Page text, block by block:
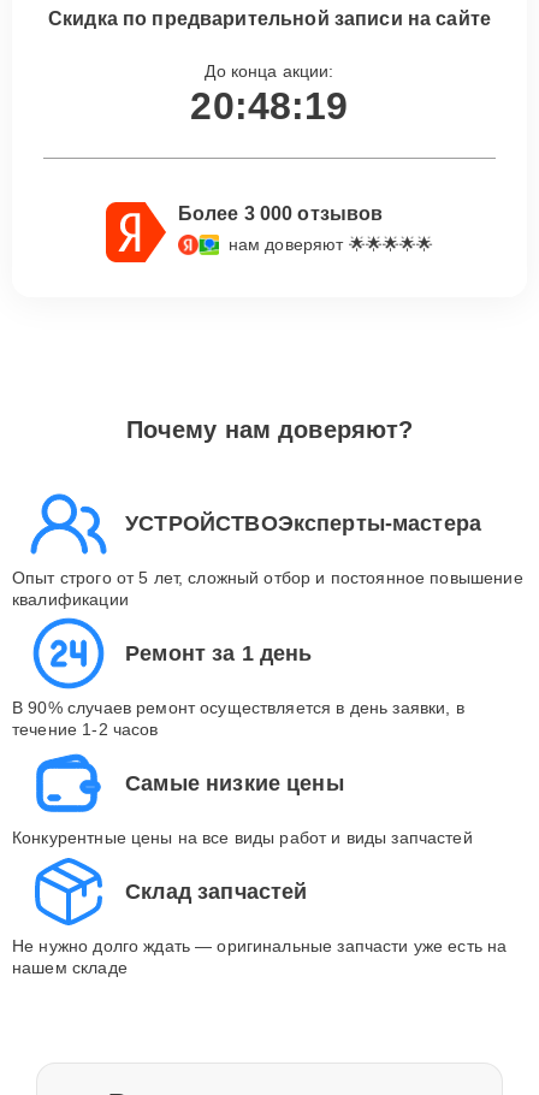
Скидка по предварительной записи на сайте
До конца акции:
20:48:18
Более 3 000 отзывов
нам доверяют 🌟🌟🌟🌟🌟
Почему нам доверяют?
УСТРОЙСТВОЭксперты-мастера
Опыт строго от 5 лет, сложный отбор и постоянное повышение
квалификации
Ремонт за 1 день
В 90% случаев ремонт осуществляется в день заявки, в
течение 1-2 часов
Самые низкие цены
Конкурентные цены на все виды работ и виды запчастей
Склад запчастей
Не нужно долго ждать — оригинальные запчасти уже есть на
нашем складе